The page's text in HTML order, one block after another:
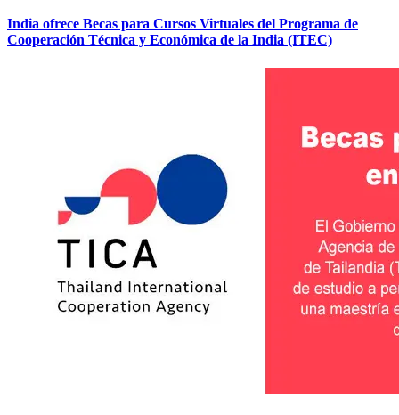
India ofrece Becas para Cursos Virtuales del Programa de
Cooperación Técnica y Económica de la India (ITEC)